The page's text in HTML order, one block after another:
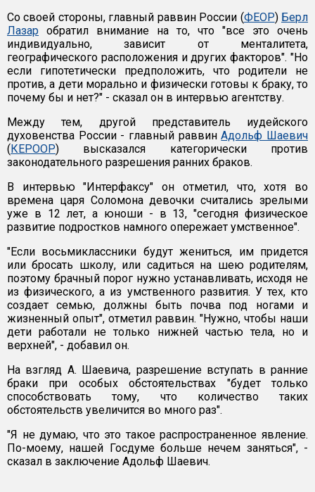
Со своей стороны, главный раввин России (ФЕОР) Берл
Лазар обратил внимание на то, что "все это очень
индивидуально, зависит от менталитета,
географического расположения и других факторов". "Но
если гипотетически предположить, что родители не
против, а дети морально и физически готовы к браку, то
почему бы и нет?" - сказал он в интервью агентству.
Между тем, другой представитель иудейского
духовенства России - главный раввинАдольф Шаевич
(КЕРООР) высказался категорически против
законодательного разрешения ранних браков.
В интервью "Интерфаксу" он отметил, что, хотя во
времена царя Соломона девочки считались зрелыми
уже в 12 лет, а юноши - в 13, "сегодня физическое
развитие подростков намного опережает умственное".
"Если восьмиклассники будут жениться, им придется
или бросать школу, или садиться на шею родителям,
поэтому брачный порог нужно устанавливать, исходя не
из физического, а из умственного развития. У тех, кто
создает семью, должны быть почва под ногами и
жизненный опыт", отметил раввин. "Нужно, чтобы наши
дети работали не только нижней частью тела, но и
верхней", - добавил он.
На взгляд А. Шаевича, разрешение вступать в ранние
браки при особых обстоятельствах "будет только
способствовать тому, что количество таких
обстоятельств увеличится во много раз".
"Я не думаю, что это такое распространенное явление.
По-моему, нашей Госдуме больше нечем заняться", -
сказал в заключение Адольф Шаевич.